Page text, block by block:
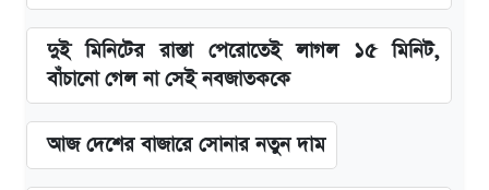
দুই মিনিটের রাস্তা পেরোতেই লাগল ১৫ মিনিট,
বাঁচানো গেল না সেই নবজাতককে
আজ দেশের বাজারে সোনার নতুন দাম